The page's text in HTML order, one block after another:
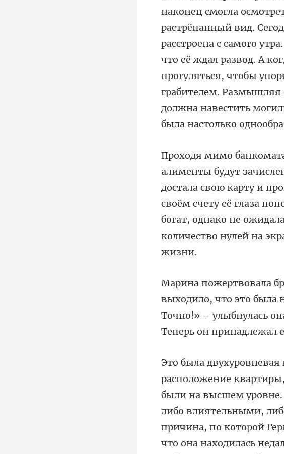
расстроена с самого
что её ждал развод. А
прогуляться, чтобы
остала свою карту и
своём счету её глаза
б
это была
Точно!» – улыбн
либо влиятельными,
причина, по которой
что она находилась